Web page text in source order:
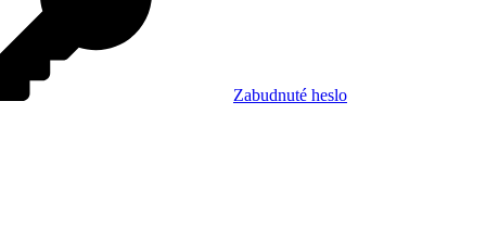
Zabudnuté heslo